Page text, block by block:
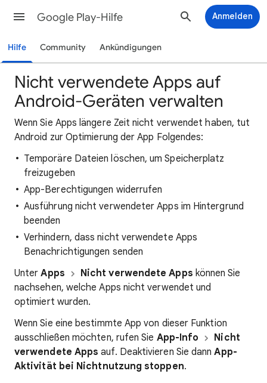
Google Play-Hilfe Anmelden
Hilfe Community Ankündigungen
Nicht verwendete Apps auf
Android-Geräten verwalten
Wenn Sie Apps längere Zeit nicht verwendet haben, tut
Android zur Optimierung der App Folgendes:
Temporäre Dateien löschen, um Speicherplatz
freizugeben
App-Berechtigungen widerrufen
Ausführung nicht verwendeter Apps im Hintergrund
beenden
Verhindern, dass nicht verwendete Apps
Benachrichtigungen senden
UnterApps Nicht verwendete Apps können Sie
nachsehen, welche Apps nicht verwendet und
optimiert wurden.
Wenn Sie eine bestimmte App von dieser Funktion
ausschließen möchten, rufen Sie App-Info
Nicht
verwendete Apps auf. Deaktivieren Sie dannApp-
Aktivität bei Nichtnutzung stoppen.